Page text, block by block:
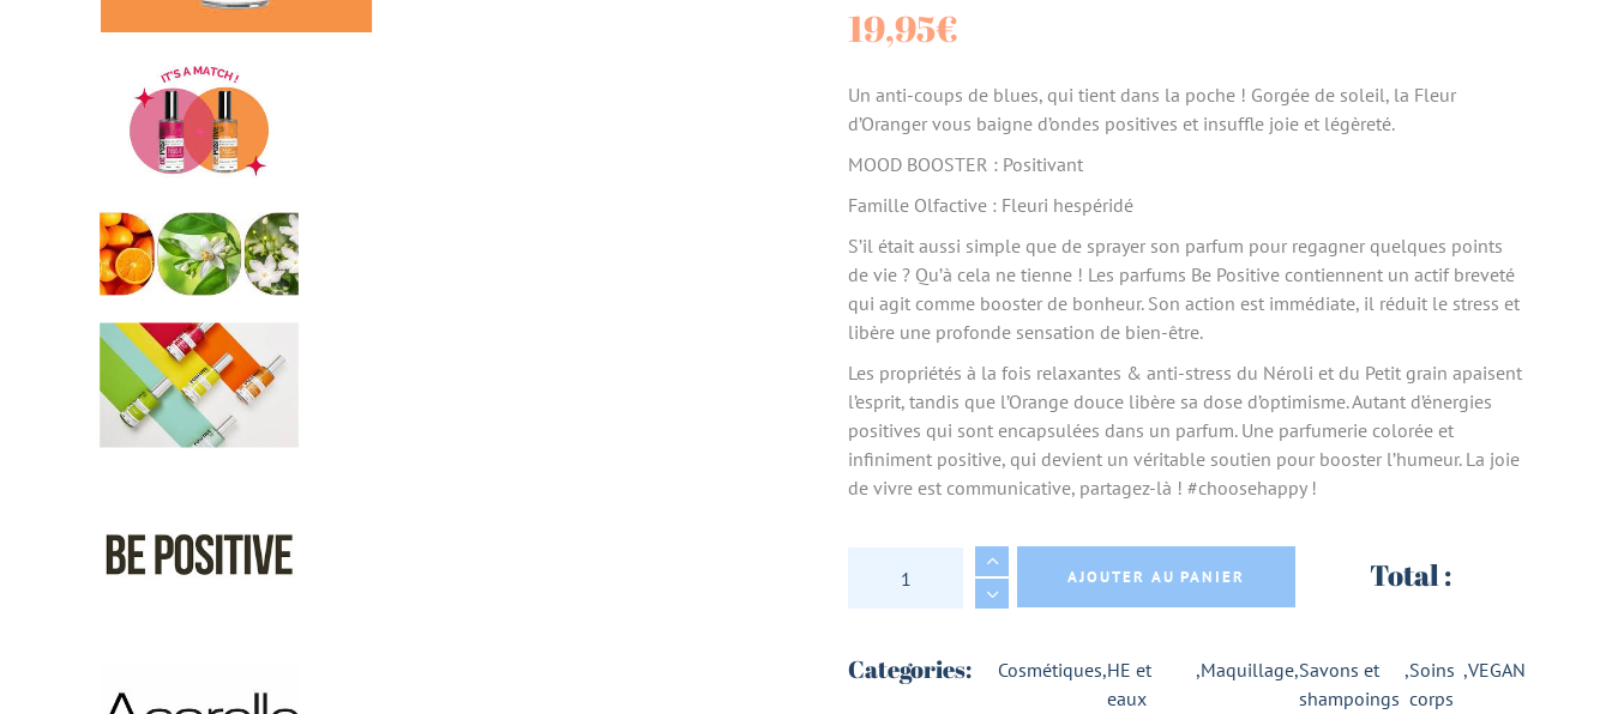
19,95€
Un anti-coups de blues, qui tient dans la poche ! Gorgée de soleil, la Fleur
d’Oranger vous baigne d’ondes positives et insuffle joie et légèreté.
MOOD BOOSTER : Positivant
Famille Olfactive : Fleuri hespéridé
S’il était aussi simple que de sprayer son parfum pour regagner quelques points
de vie ? Qu’à cela ne tienne ! Les parfums Be Positive contiennent un actif breveté
qui agit comme booster de bonheur. Son action est immédiate, il réduit le stress et
libère une profonde sensation de bien-être.
Les propriétés à la fois relaxantes & anti-stress du Néroli et du Petit grain apaisent
l’esprit, tandis que l’Orange douce libère sa dose d’optimisme. Autant d’énergies
positives qui sont encapsulées dans un parfum. Une parfumerie colorée et
infiniment positive, qui devient un véritable soutien pour booster l’humeur. La joie
de vivre est communicative, partagez-là ! #choosehappy !
EAU DE PARFUM BIO & VEGAN OPTIMISM FLEUR D'ORANGER
AJOUTER AU PANIER Total :
Categories: Cosmétiques,HE et
eaux
,Maquillage,Savons et
shampoings
,Soins
corps
,VEGAN